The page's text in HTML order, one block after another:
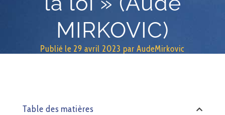
MIRKOVIC)
Publié le 29 avril 2023 par AudeMirkovic
Table des matières